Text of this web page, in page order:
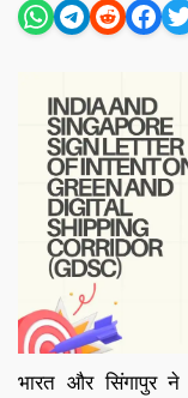
भारत और सिंगापुर ने